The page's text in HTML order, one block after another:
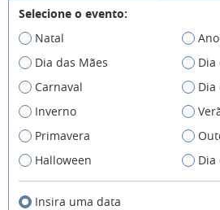
Selecione o evento:
Natal
Dia das Mães
Dia
Carnaval
Inverno
Primavera
Halloween
Dia
Insira uma data